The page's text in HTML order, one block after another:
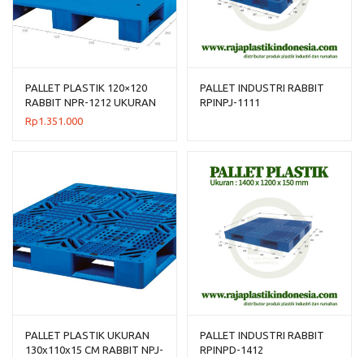
PALLET PLASTIK 120×120
RABBIT NPR-1212 UKURAN
120x120x160 CM
Rp1.351.000
PALLET INDUSTRI RABBIT
RPINPJ-1111
PALLET PLASTIK UKURAN
130x110x15 CM RABBIT NPJ-
PALLET INDUSTRI RABBIT
RPINPD-1412